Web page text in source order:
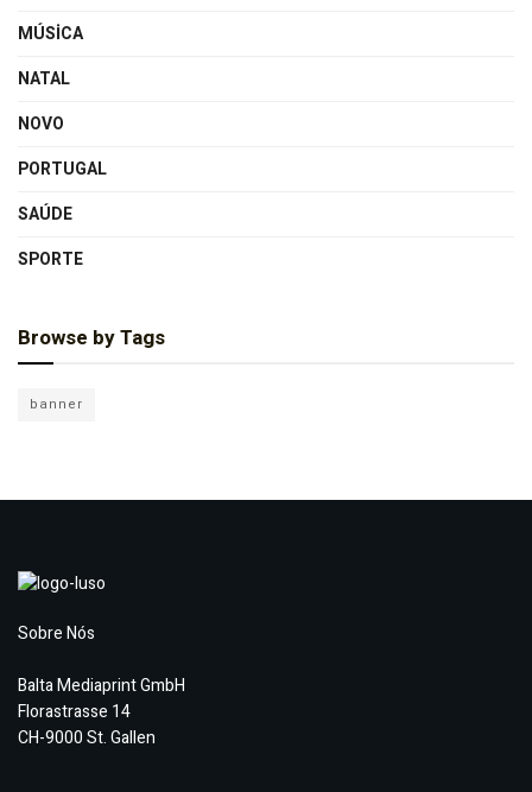
MÚSICA
NATAL
NOVO
PORTUGAL
SAÚDE
SPORTE
Browse by Tags
banner
Sobre Nós
Balta Mediaprint GmbH
Florastrasse 14
CH-9000 St. Gallen